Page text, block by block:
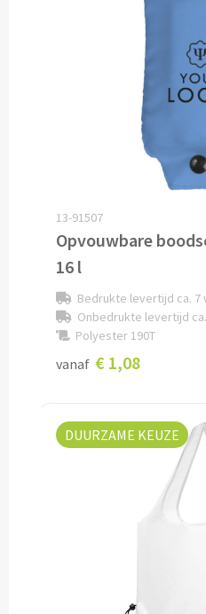
Schrijfwaren &
Balpennen bedrukken
Houten balpennen
Touchpennen bedrukken
Luxe pennen bedrukken
Alle schrijfwaren & pennen
Overige schrijfwaren
Potloden bedrukken
Kinderschrijfwaren bedrukken
13-91507
Opvouwbare
16 l
Bedrukte levertijd ca. 7
Onbedrukte levertijd
Polyester 190T
vanaf € 1,08
DUURZAME KEUZE